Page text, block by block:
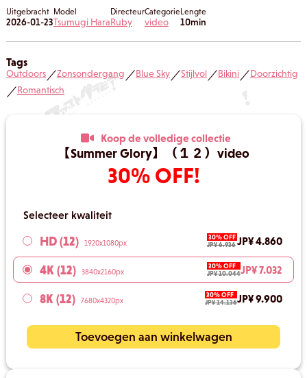
Uitgebracht
2026-01-23
Model
Tsumugi Hara
Directeur
Ruby
Categorie
video
Lengte
10min
Tags
Outdoors／Zonsondergang ／Blue Sky／Stijlvol／Bikini／Doorzichtig
／Romantisch
Koop de volledige collectie
【Summer Glory】（１２）video
30% OFF!
Selecteer kwaliteit
HD (12) 1920x1080px
30% OFF
JP¥ 6.936JP¥ 4.860
4K (12) 3840x2160px
30% OFF
JP¥ 10.044JP¥ 7.032
8K (12) 7680x4320px
30% OFF
JP¥ 14.136JP¥ 9.900
Toevoegen aan winkelwagen